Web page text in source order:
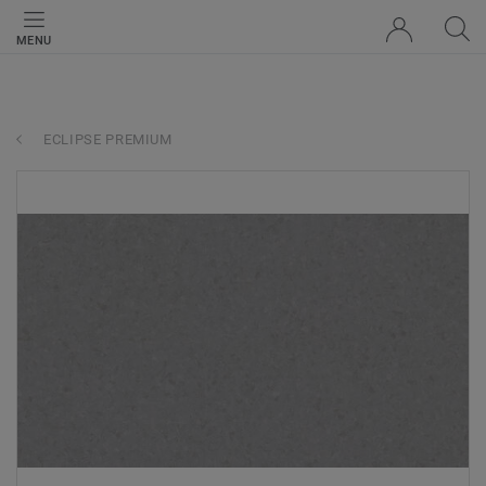
MENU
ECLIPSE PREMIUM